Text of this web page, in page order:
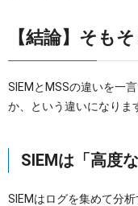
【結論】そも
SIEMとMSSの違いを一
か、という違いになりま
SIEMは「高度
SIEMはログを集めて分